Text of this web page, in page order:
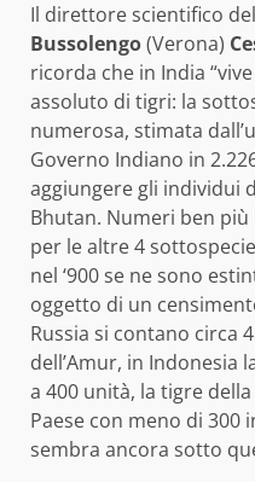
Il direttore scientifico del
Bussolengo(Verona)
ricorda che in India
assoluto di tigri: la
numerosa, stimata
Governo Indiano in
aggiungere gli individui
Bhutan. Numeri ben
per le altre 4
nel ‘900 se ne sono
oggetto di un
Russia si contano circa
dell’Amur, in Indonesia
a 400 unità, la tigre
Paese con meno di 300
sembra ancora sotto